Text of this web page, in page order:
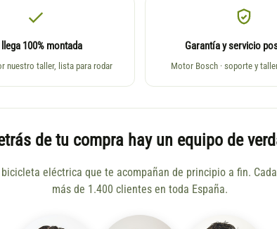
llega 100% montada
nuestro taller, lista para rodar
Garantía y servicio
Motor Bosch · soporte y
de tu compra hay un equipo de
eléctrica que te acompañan de principio a fin.
más de 1.400 clientes en toda España.